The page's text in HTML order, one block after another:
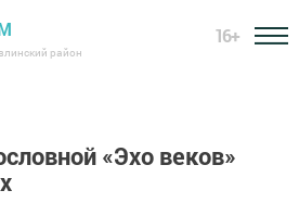
район
16+
«Эхо веков»